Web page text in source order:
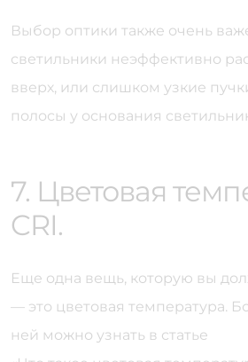
Выбор оптики также очень
светильники неэффективно
вверх, или слишком узкие
полосы у основания
7. Цветовая
CRI.
Еще одна вещь, которую вы
— это цветовая температура.
ней можно узнать в статье